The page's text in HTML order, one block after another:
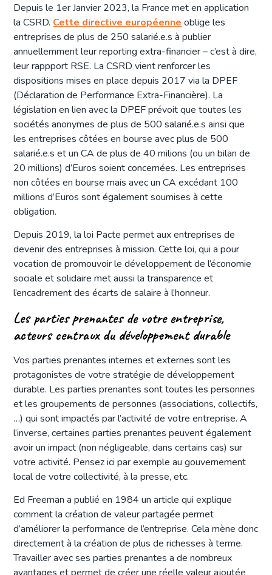
Depuis le 1er Janvier 2023, la France met en application
la CSRD. Cette directive européenne oblige les
entreprises de plus de 250 salarié.e.s à publier
annuellemment leur reporting extra-financier – c’est à dire,
leur rappport RSE. La CSRD vient renforcer les
dispositions mises en place depuis 2017 via la DPEF
(Déclaration de Performance Extra-Financière). La
législation en lien avec la DPEF prévoit que toutes les
sociétés anonymes de plus de 500 salarié.e.s ainsi que
les entreprises côtées en bourse avec plus de 500
salarié.e.s et un CA de plus de 40 milions (ou un bilan de
20 millions) d’Euros soient concernées. Les entreprises
non côtées en bourse mais avec un CA excédant 100
millions d’Euros sont également soumises à cette
obligation.
Depuis 2019, la loi Pacte permet aux entreprises de
devenir des entreprises à mission. Cette loi, qui a pour
vocation de promouvoir le développement de l’économie
sociale et solidaire met aussi la transparence et
l’encadrement des écarts de salaire à l’honneur.
Les parties prenantes de votre entreprise,
acteurs centraux du développement durable
Vos parties prenantes internes et externes sont les
protagonistes de votre stratégie de développement
durable. Les parties prenantes sont toutes les personnes
et les groupements de personnes (associations, collectifs,
…) qui sont impactés par l’activité de votre entreprise. A
l’inverse, certaines parties prenantes peuvent également
avoir un impact (non négligeable, dans certains cas) sur
votre activité. Pensez ici par exemple au gouvernement
local de votre collectivité, à la presse, etc.
Ed Freeman a publié en 1984 un article qui explique
comment la création de valeur partagée permet
d’améliorer la performance de l’entreprise. Cela mène donc
directement à la création de plus de richesses à terme.
Travailler avec ses parties prenantes a de nombreux